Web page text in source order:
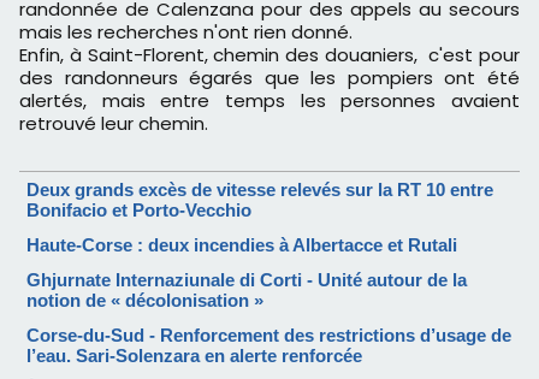
randonnée de Calenzana pour des appels au secours
mais les recherches n'ont rien donné.
Enfin, à Saint-Florent, chemin des douaniers, c'est pour
des randonneurs égarés que les pompiers ont été
alertés, mais entre temps les personnes avaient
retrouvé leur chemin.
Deux grands excès de vitesse relevés sur la RT 10 entre
Bonifacio et Porto-Vecchio
Haute-Corse : deux incendies à Albertacce et Rutali
Ghjurnate Internaziunale di Corti - Unité autour de la
notion de « décolonisation »
Corse-du-Sud - Renforcement des restrictions d’usage de
l’eau. Sari-Solenzara en alerte renforcée